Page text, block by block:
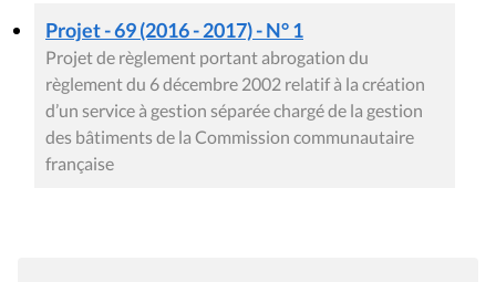
Projet - 69 (2016 - 2017) - N° 1
Projet de règlement portant abrogation du
règlement du 6 décembre 2002 relatif à la création
d’un service à gestion séparée chargé de la gestion
des bâtiments de la Commission communautaire
française